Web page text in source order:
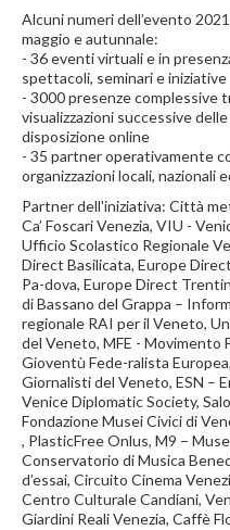
Alcuni numeri dell’evento
maggio e autunnale:
- 36 eventi virtuali e in
spettacoli, seminari e iniziative
- 3000 presenze complessive
visualizzazioni successive
disposizione online
- 35 partner operativamente
organizzazioni locali, nazionali
Partner dell'iniziativa: Città
Ca’ Foscari Venezia, VIU -
Ufficio Scolastico Regionale
Direct Basilicata, Europe
Pa-dova, Europe Direct
di Bassano del Grappa –
regionale RAI per il Veneto,
del Veneto, MFE - Movimento
Gioventù Fede-ralista
Giornalisti del Veneto, ESN –
Venice Diplomatic Society,
Fondazione Musei Civici di
, PlasticFree Onlus, M9 –
Conservatorio di Musica
d’essai, Circuito Cinema
Centro Culturale Candiani,
Giardini Reali Venezia, Caffè